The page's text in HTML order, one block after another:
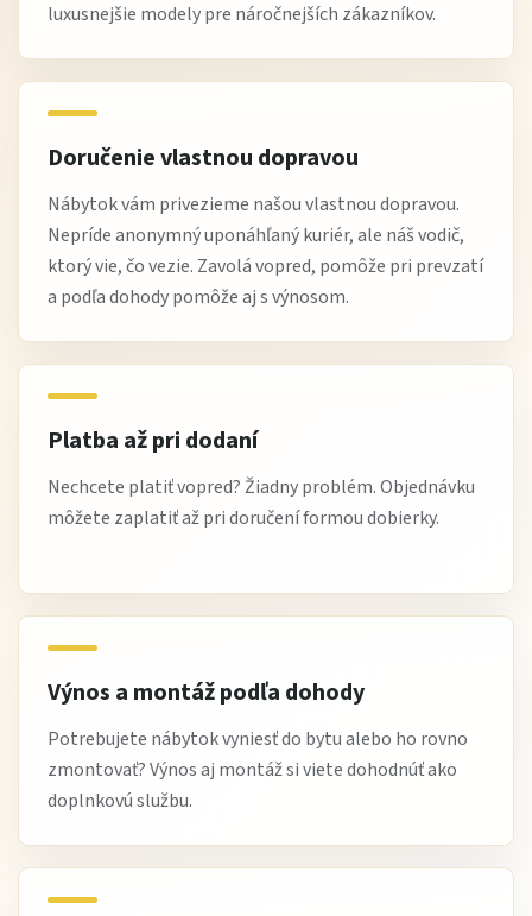
luxusnejšie modely pre náročnejších zákazníkov.
Doručenie vlastnou dopravou
Nábytok vám privezieme našou vlastnou dopravou.
Nepríde anonymný uponáhľaný kuriér, ale náš vodič,
ktorý vie, čo vezie. Zavolá vopred, pomôže pri prevzatí
a podľa dohody pomôže aj s výnosom.
Platba až pri dodaní
Nechcete platiť vopred? Žiadny problém. Objednávku
môžete zaplatiť až pri doručení formou dobierky.
Výnos a montáž podľa dohody
Potrebujete nábytok vyniesť do bytu alebo ho rovno
zmontovať? Výnos aj montáž si viete dohodnúť ako
doplnkovú službu.